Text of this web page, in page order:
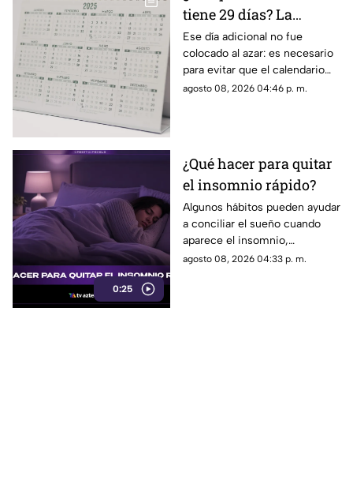
tiene 29 días? La
curiosa razón detrás de
los años bisiestos
Ese día adicional no fue
colocado al azar: es necesario
para evitar que el calendario
pierda sincronía con las
agosto 08, 2026 04:46 p. m.
0:25
¿Qué hacer para quitar
el insomnio rápido?
Algunos hábitos pueden ayudar
a conciliar el sueño cuando
aparece el insomnio,
especialmente reducir la
agosto 08, 2026 04:33 p. m.